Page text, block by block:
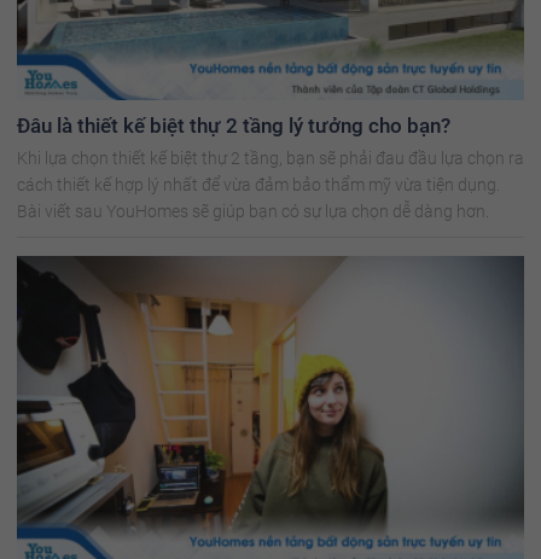
Đâu là thiết kế biệt thự 2 tầng lý tưởng cho bạn?
Khi lựa chọn thiết kế biệt thự 2 tầng, bạn sẽ phải đau đầu lựa chọn ra
cách thiết kế hợp lý nhất để vừa đảm bảo thẩm mỹ vừa tiện dụng.
Bài viết sau YouHomes sẽ giúp bạn có sự lựa chọn dễ dàng hơn.